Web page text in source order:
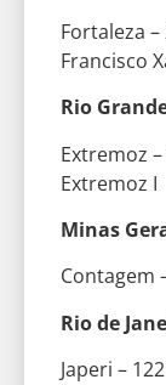
Fortaleza –
Francisco
Rio
Extremoz –
Extremoz I
Minas
Contagem
Rio de
Japeri –